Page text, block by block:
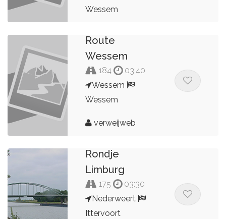
Wessem
Route
Wessem
184
03:40
Wessem
Wessem
verweijweb
Rondje
Limburg
175
03:30
Nederweert
Ittervoort